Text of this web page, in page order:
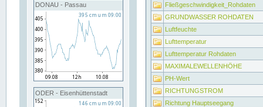
DONAU - Passau
ODER - Eisenhüttenstadt
Fließgeschwindigkeit_Rohdaten
GRUNDWASSER ROHDATEN
Luftfeuchte
Lufttemperatur
Lufttemperatur Rohdaten
MAXIMALEWELLENHÖHE
PH-Wert
RICHTUNGSTROM
Richtung Hauptseegang